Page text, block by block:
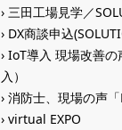
三田工場見学／
DX商談申込
IoT導入 現場改善
入）
消防士、現場の声「
virtual EXPO